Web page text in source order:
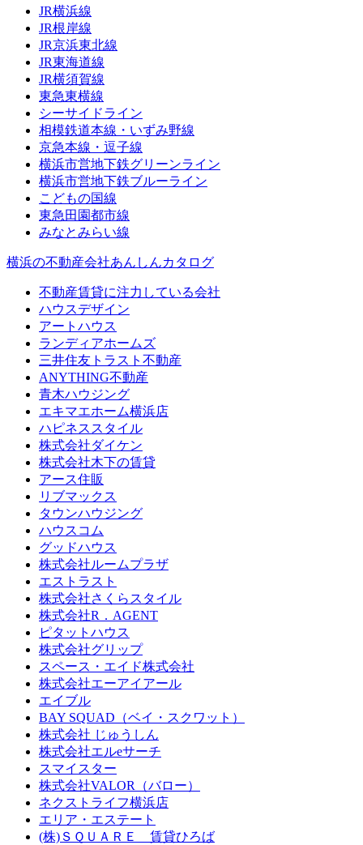
JR横浜線
JR根岸線
JR京浜東北線
JR東海道線
JR横須賀線
東急東横線
シーサイドライン
相模鉄道本線・いずみ野線
京急本線・逗子線
横浜市営地下鉄グリーンライン
横浜市営地下鉄ブルーライン
こどもの国線
東急田園都市線
みなとみらい線
横浜の不動産会社あんしんカタログ
不動産賃貸に注力している会社
ハウスデザイン
アートハウス
ランディアホームズ
三井住友トラスト不動産
ANYTHING不動産
青木ハウジング
エキマエホーム横浜店
ハピネススタイル
株式会社ダイケン
株式会社木下の賃貸
アース住販
リブマックス
タウンハウジング
ハウスコム
グッドハウス
株式会社ルームプラザ
エストラスト
株式会社さくらスタイル
株式会社R．AGENT
ピタットハウス
株式会社グリップ
スペース・エイド株式会社
株式会社エーアイアール
エイブル
BAY SQUAD（ベイ・スクワット）
株式会社 じゅうしん
株式会社エルeサーチ
スマイスター
株式会社VALOR（バロー）
ネクストライフ横浜店
エリア・エステート
(株)ＳＱＵＡＲＥ 賃貸ひろば